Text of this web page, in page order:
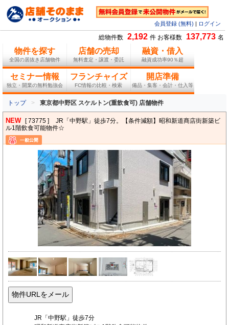
会員登録 (無料) ログイン
総物件数 2,192 件 お客様数 137,773 名
物件を探す
全国の居抜き店舗物件
店舗の売却
無料査定・譲渡・委託
融資・借入
融資成功率90％超
セミナー情報
独立・開業の無料勉強会
フランチャイズ
FC情報の比較・検索
開店準備
備品・集客・会計・仕入等
トップ 東京都中野区 スケルトン(重飲食可) 店舗物件
NEW [ 73775 ]
JR「中野駅」徒歩7分。【条件減額】昭和新道商店街新築ビ
ル1階飲食可能物件☆
JR「中野駅」徒歩7分